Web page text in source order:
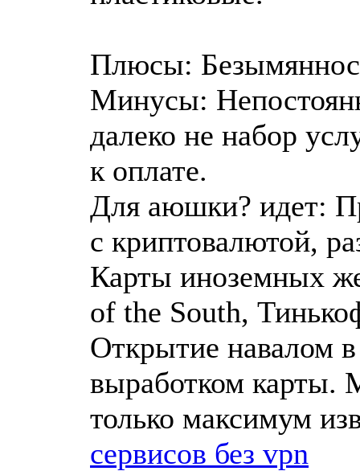
Плюсы:
Минусы:
далеко не набор
к оплате.
Для аюшки? идет:
с криптовалютой,
Карты иноземных
of the South,
Открытие навалом
выработком карты.
только максимум
сервисов без vpn